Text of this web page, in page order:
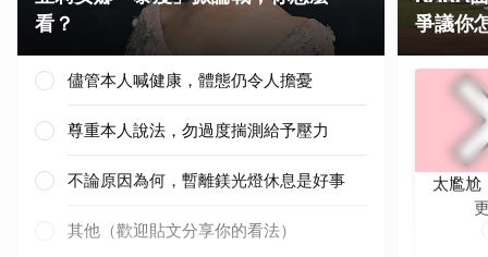
看？
儘管本人喊健康，體態仍令人擔憂
尊重本人說法，勿過度揣測給予壓力
不論原因為何，暫離鎂光燈休息是好事
其他（歡迎貼文分享你的看法）
爭議你
太尷尬